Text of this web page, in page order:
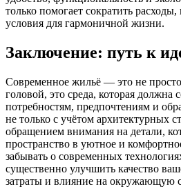
только помогает сократить
условия для гармоничной жизни.
Заключение: путь к
Современное жильё — это не
головой, это среда, которая должна
потребностям, предпочтениям и
не только с учётом архитектурных
обращением внимания на детали,
пространство в уютное и
забывать о современных
существенно улучшить качество
затраты и влияние на окружающую